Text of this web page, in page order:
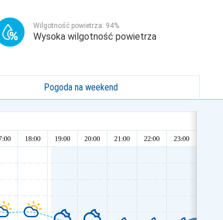
Wilgotność powietrza: 94%
Wysoka wilgotność powietrza
Pogoda na weekend